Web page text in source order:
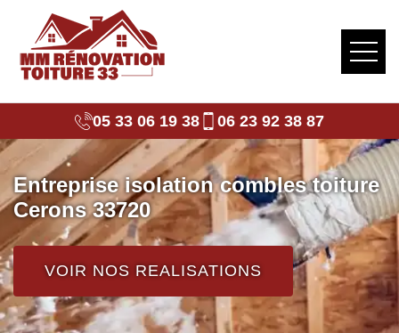
05 33 06 19 38 06 23 92 38 87
Entreprise isolation combles toiture
Cerons 33720
VOIR NOS REALISATIONS